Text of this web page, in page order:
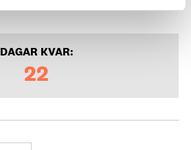
DAGAR KVAR:
22